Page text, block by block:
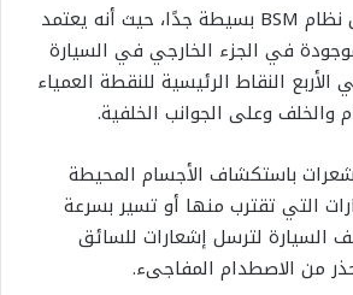
خاصةً وأن طريقة عمل نظام BSM بسيطة جدًا، حيث أنه يعتمد
في الجزء الخارجي في السيارة
النقاط الرئيسية للنقطة العمياء
والخلف وعلى الجوانب الخلفية.
باستكشاف الأجسام المحيطة
التي تقترب منها أو تسير بسرعة
متر خلف السيارة لترسل إشعارات للسائق
من الاصطدام المفاجىء.